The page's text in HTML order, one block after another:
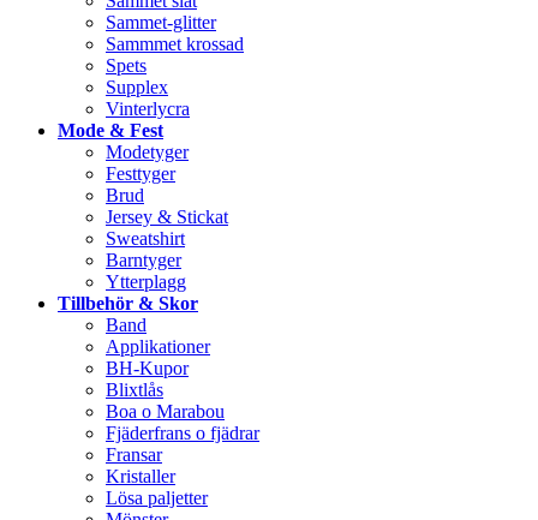
Sammet-glitter
Sammmet krossad
Spets
Supplex
Vinterlycra
Mode & Fest
Modetyger
Festtyger
Brud
Jersey & Stickat
Sweatshirt
Barntyger
Ytterplagg
Tillbehör & Skor
Band
Applikationer
BH-Kupor
Blixtlås
Boa o Marabou
Fjäderfrans o fjädrar
Fransar
Kristaller
Lösa paljetter